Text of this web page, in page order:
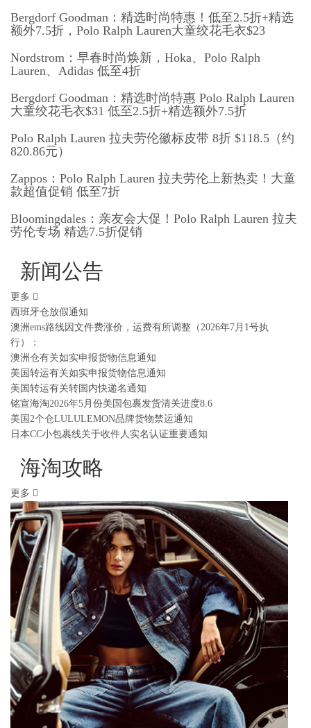
Bergdorf Goodman：精选时尚特惠！低至2.5折+精选
额外7.5折，Polo Ralph Lauren大童绞花毛衣$23
Nordstrom：早春时尚焕新，Hoka、Polo Ralph
Lauren、Adidas 低至4折
Bergdorf Goodman：精选时尚特惠 Polo Ralph Lauren
大童绞花毛衣$31 低至2.5折+精选额外7.5折
Polo Ralph Lauren 拉夫劳伦徽标皮带 8折 $118.5（约
820.86元）
Zappos：Polo Ralph Lauren 拉夫劳伦上新热卖！大童
款超值促销 低至7折
Bloomingdales：亲友会大促！Polo Ralph Lauren 拉夫
劳伦专场 精选7.5折促销
新闻公告
更多
西班牙仓放假通知
澳洲ems路线因文件费涨价，运费有所调整（2026年7月1号执
行）：
澳洲仓有关如实申报货物信息通知
美国转运有关如实申报货物信息通知
美国转运有关转国内快递名通知
铭宣海淘2026年5月份美国包裹发货清关进度8.6
美国2个仓LULULEMON品牌货物禁运通知
日本CC小包裹线关于收件人实名认证重要通知
海淘攻略
更多